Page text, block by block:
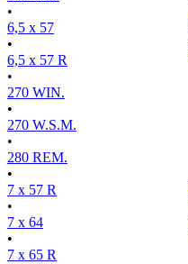
•
6,5 x 57
•
6,5 x 57 R
•
270 WIN.
•
270 W.S.M.
•
280 REM.
•
7 x 57 R
•
7 x 64
•
7 x 65 R